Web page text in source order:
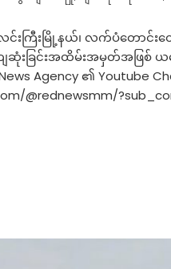
လင်းကြီးမြို့နယ်၊ လက်ပံတောင်
ကျဆုံးခြင်းအထိမ်းအမှတ်အဖြ
Agency ၏ Youtube
@rednewsmm/